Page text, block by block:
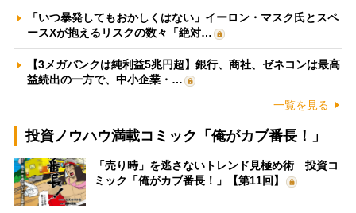
「いつ暴発してもおかしくはない」イーロン・マスク氏とスペ
ースXが抱えるリスクの数々「絶対…
【3メガバンクは純利益5兆円超】銀行、商社、ゼネコンは最高
益続出の一方で、中小企業・…
一覧を見る
投資ノウハウ満載コミック「俺がカブ番長！」
「売り時」を逃さないトレンド見極め術 投資コ
ミック「俺がカブ番長！」【第11回】